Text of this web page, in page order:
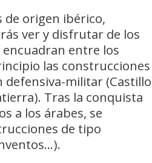
de origen ibérico,
ver y disfrutar de los
entre los
las construcciones
militar (Castillo
Tras la conquista
a los árabes, se
de tipo